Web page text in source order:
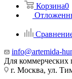
Корзина0
info@artemida-
Для коммерческих
г. Москва, ул.